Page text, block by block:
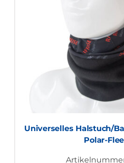
Universelles Halstuch/
Polar-